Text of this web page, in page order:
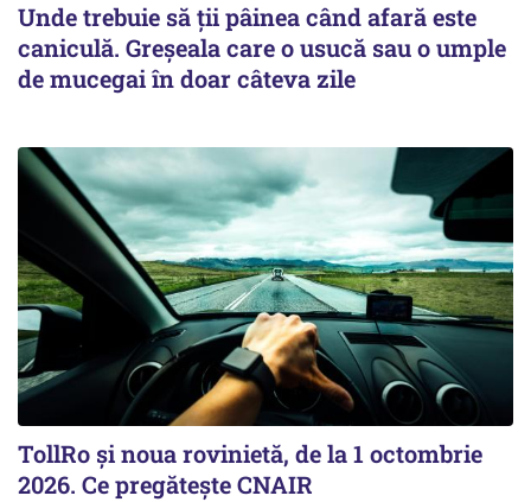
Unde trebuie să ții pâinea când afară este
caniculă. Greșeala care o usucă sau o umple
de mucegai în doar câteva zile
TollRo şi noua rovinietă, de la 1 octombrie
2026. Ce pregăteşte CNAIR